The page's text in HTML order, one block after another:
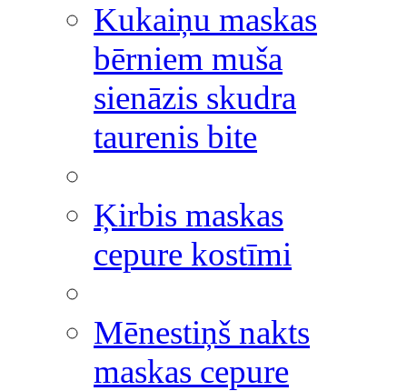
Kukaiņu maskas
bērniem muša
sienāzis skudra
taurenis bite
Ķirbis maskas
cepure kostīmi
Mēnestiņš nakts
maskas cepure